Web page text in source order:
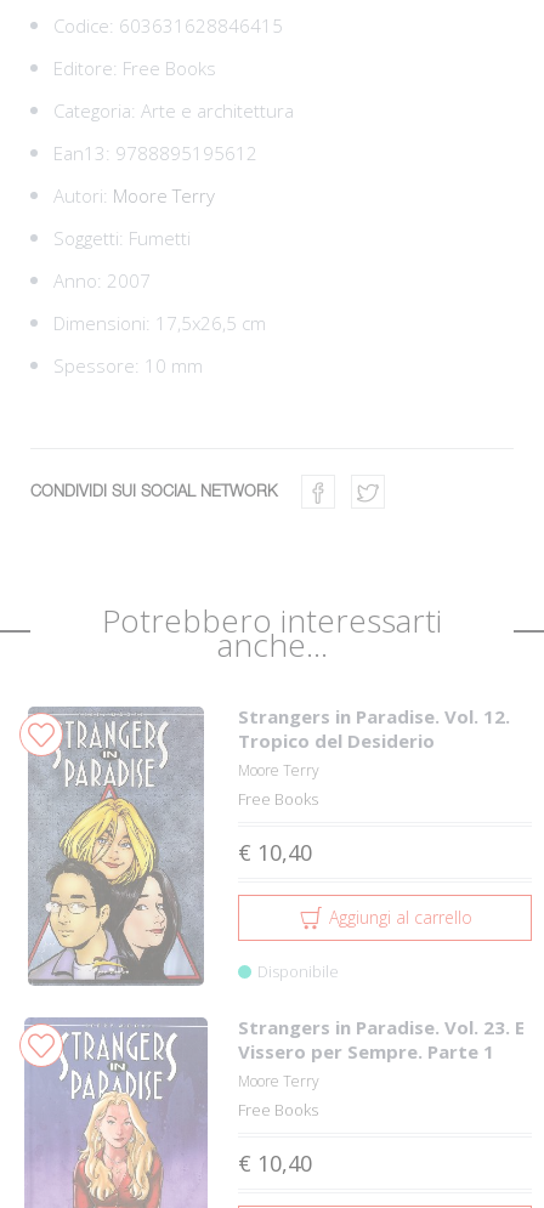
Codice: 603631628846415
Editore: Free Books
Categoria: Arte e architettura
Ean13: 9788895195612
Autori: Moore Terry
Soggetti: Fumetti
Anno: 2007
Dimensioni: 17,5x26,5 cm
Spessore: 10 mm
CONDIVIDI SUI SOCIAL NETWORK
Potrebbero interessarti
anche...
Strangers in Paradise. Vol. 12.
Tropico del Desiderio
Moore Terry
Free Books
€ 10,40
Aggiungi al carrello
Disponibile
Strangers in Paradise. Vol. 23. E
Vissero per Sempre. Parte 1
Moore Terry
Free Books
€ 10,40